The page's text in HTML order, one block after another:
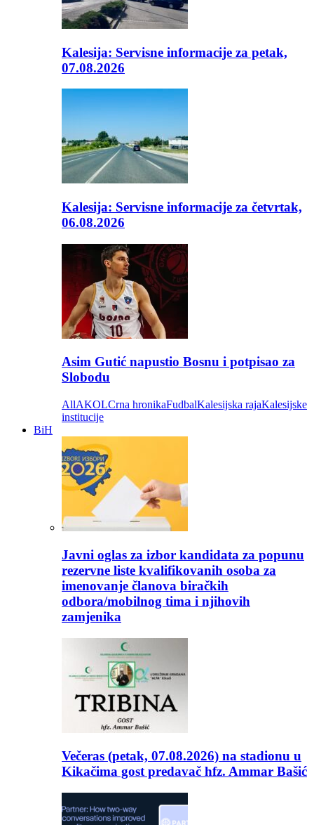
Kalesija: Servisne informacije za petak,
07.08.2026
Kalesija: Servisne informacije za četvrtak,
06.08.2026
Asim Gutić napustio Bosnu i potpisao za
Slobodu
AllAKOLCrna hronikaFudbalKalesijska rajaKalesijske
institucije
BiH
Javni oglas za izbor kandidata za popunu
rezervne liste kvalifikovanih osoba za
imenovanje članova biračkih
odbora/mobilnog tima i njihovih
zamjenika
Večeras (petak, 07.08.2026) na stadionu u
Kikačima gost predavač hfz. Ammar Bašić